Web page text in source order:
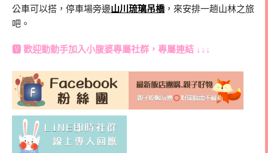
公車可以搭，停車場旁邊山川琉璃吊橋 ，來安排一趟山林之旅
吧。
🆅 歡迎動動手加入小腹婆專屬社群 ，專屬連結 ↓↓↓